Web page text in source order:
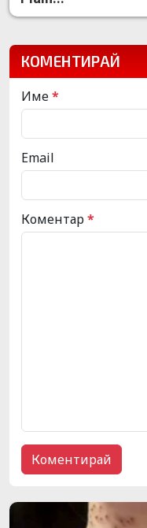
КОМЕНТИРАЙ
Име*
Email
Коментар*